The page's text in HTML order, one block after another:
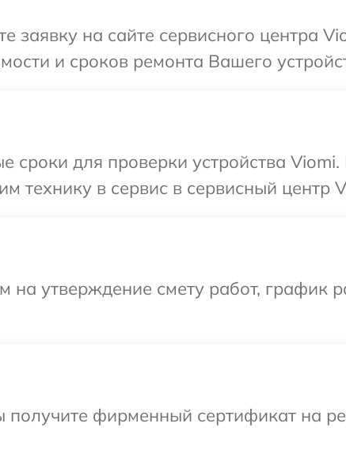
заявку на сайте сервисного центра
и сроков ремонта Вашего
для проверки устройства Viomi.
технику в сервис в сервисный центр
на утверждение смету работ, график
фирменный сертификат на